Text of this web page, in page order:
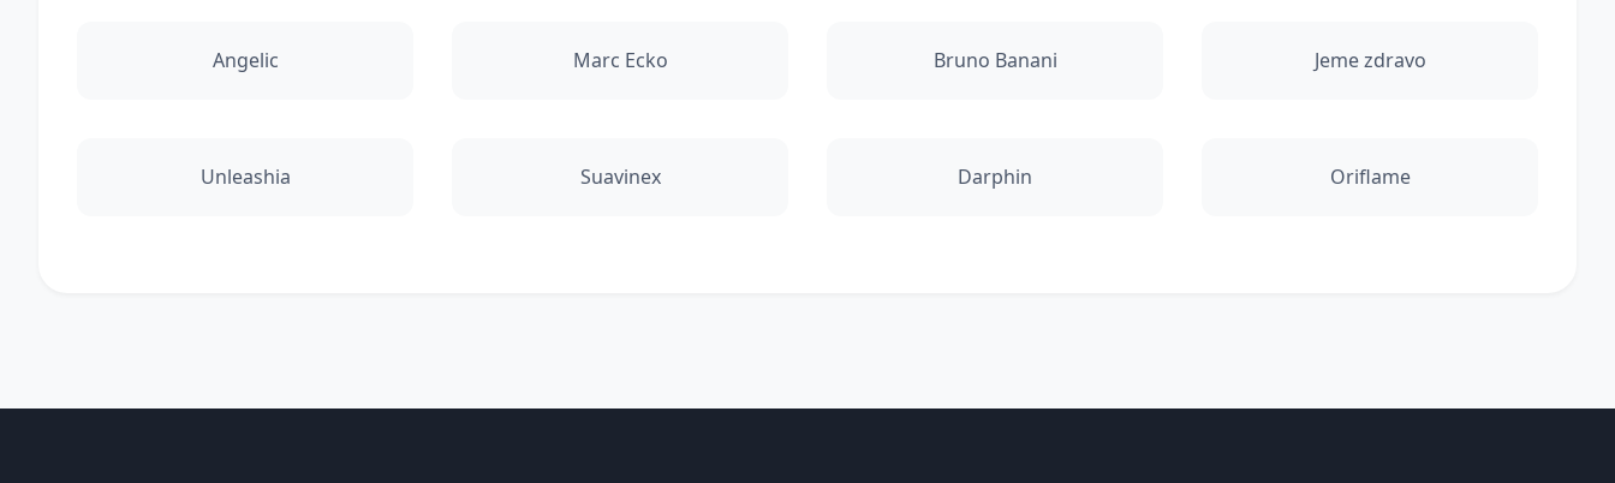
Angelic Marc Ecko Bruno Banani Jeme zdravo
Unleashia Suavinex Darphin Oriflame